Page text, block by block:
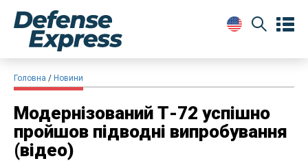
Головна Новини
Модернізований Т-72 успішно
пройшов підводні випробування
(відео)